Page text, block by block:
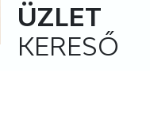
ÜZLET
KERESŐ